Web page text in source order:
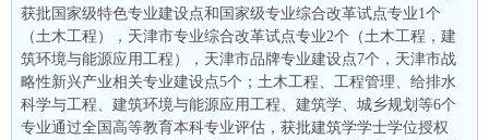
获批国家级特色专业建设点和国家级专业综合改革试点专业1个
（土木工程），天津市专业综合改革试点专业2个（土木工程，建
筑环境与能源应用工程），天津市品牌专业建设点7个，天津市战
略性新兴产业相关专业建设点5个；土木工程、工程管理、给排水
科学与工程、建筑环境与能源应用工程、建筑学、城乡规划等6个
专业通过全国高等教育本科专业评估，获批建筑学学士学位授权